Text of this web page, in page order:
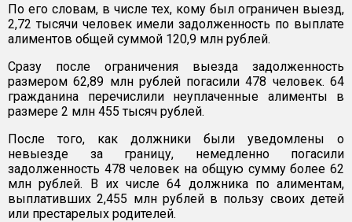
По его словам, в числе тех, кому был ограничен выезд,
2,72 тысячи человек имели задолженность по выплате
алиментов общей суммой 120,9 млн рублей.
Сразу после ограничения выезда задолженность
размером 62,89 млн рублей погасили 478 человек. 64
гражданина перечислили неуплаченные алименты в
размере 2 млн 455 тысяч рублей.
После того, как должники были уведомлены о
невыезде за границу, немедленно погасили
задолженность 478 человек на общую сумму более 62
млн рублей. В их числе 64 должника по алиментам,
выплативших 2,455 млн рублей в пользу своих детей
или престарелых родителей.